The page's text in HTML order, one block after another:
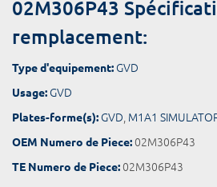
02M306P43
remplacement:
Type d'equipement: GVD
Usage: GVD
Plates-forme(s): GVD, M1A1
OEM Numero de Piece:02M306P43
TE Numero de Piece:02M306P43